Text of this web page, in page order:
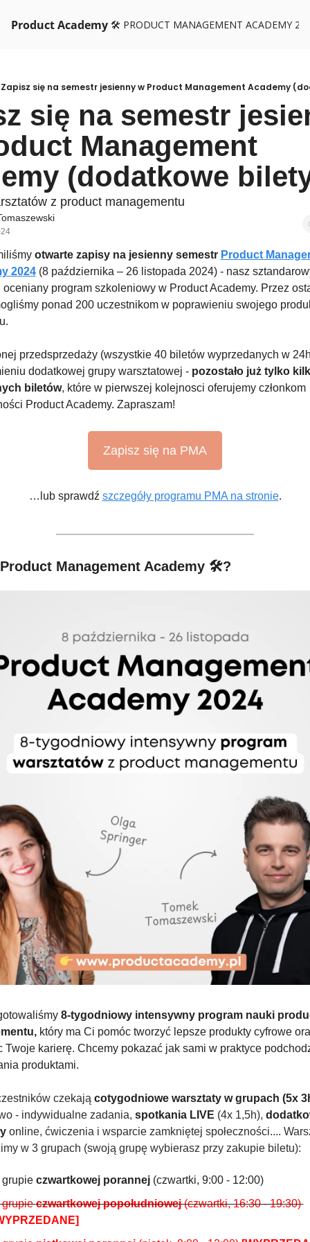
Product Academy 🛠️ PRODUCT MANAGEMENT ACADEMY 26
Zapisz się na semestr jesienny w Product Management Academy
się na semestr
Management
(dodatkowe
z product managementu
otwarte zapisy na jesienny semestr Product
2024 (8 października – 26 listopada 2024) - nasz
program szkoleniowy w Product Academy. Przez
ponad 200 uczestnikom w poprawieniu swojego
przedsprzedaży (wszystkie 40 biletów wyprzedanych w
dodatkowej grupy warsztatowej - pozostało już tylko
biletów, które w pierwszej kolejnosci oferujemy członkom
Product Academy. Zapraszam!
Zapisz się na PMA
…lub sprawdź szczegóły programu PMA na stronie.
Management Academy 🛠️?
8-tygodniowy intensywny program nauki
który ma Ci pomóc tworzyć lepsze produkty cyfrowe
Twoje karierę. Chcemy pokazać jak sami w praktyce
produktami.
czekają cotygodniowe warsztaty w grupach (5x
- indywidualne zadania, spotkania LIVE (4x 1,5h),
online, ćwiczenia i wsparcie zamkniętej społeczności....
w 3 grupach (swoją grupę wybierasz przy zakupie biletu):
czwartkowej porannej (czwartki, 9:00 - 12:00)
grupie czwartkowej popołudniowej
(czwartki, 16:30 - 19:30)